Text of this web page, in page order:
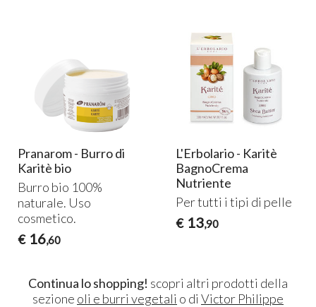
Pranarom - Burro di
Karitè bio
Burro bio 100%
naturale. Uso
cosmetico.
€ 16,60
L'Erbolario - Karitè
BagnoCrema
Nutriente
Per tutti i tipi di pelle
€ 13,90
Continua lo shopping! scopri altri prodotti della
sezione oli e burri vegetali o di Victor Philippe